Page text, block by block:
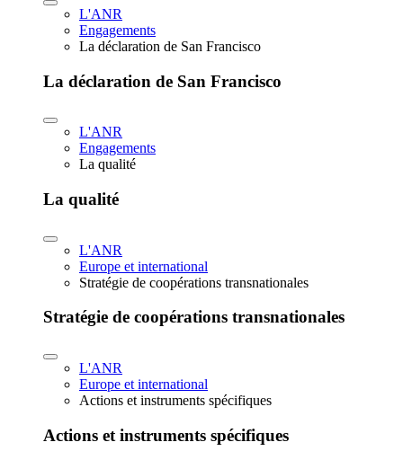
L'ANR
Engagements
La déclaration de San Francisco
La déclaration de San Francisco
L'ANR
Engagements
La qualité
La qualité
L'ANR
Europe et international
Stratégie de coopérations transnationales
Stratégie de coopérations transnationales
L'ANR
Europe et international
Actions et instruments spécifiques
Actions et instruments spécifiques